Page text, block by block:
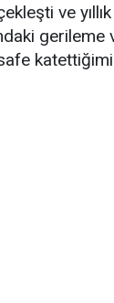
ve
gerileme